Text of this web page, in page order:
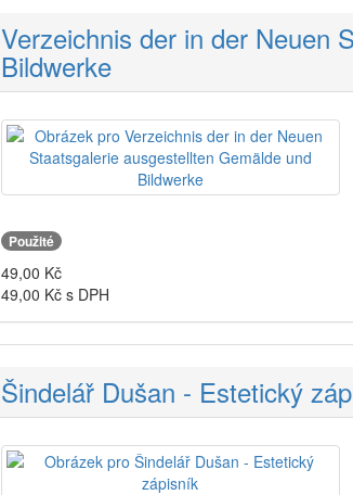
Verzeichnis der in der Neuen
Bildwerke
Použité
49,00 Kč
49,00 Kč s DPH
Šindelář Dušan - Estetický